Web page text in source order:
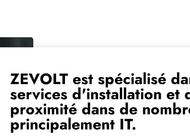
ZEVOLT est spécialisé
services d'installation et
proximité dans de
principalement IT.